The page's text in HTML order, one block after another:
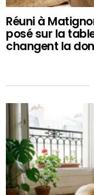
Réuni à
posé sur la
changent la